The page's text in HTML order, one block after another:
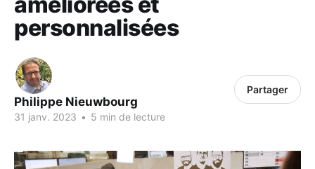
personnalisées
Philippe Nieuwbourg
31 janv. 2023 • 5 min de lecture
Partager